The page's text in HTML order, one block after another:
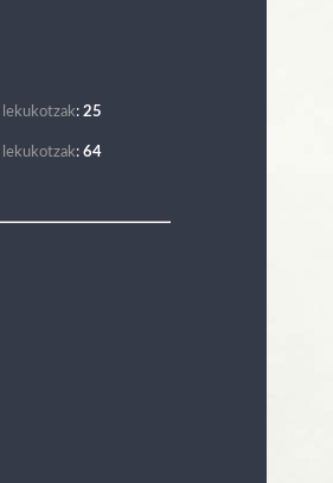
lekukotzak:25
lekukotzak:64